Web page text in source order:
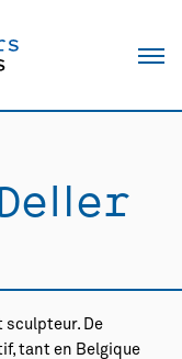
sculpteur. De
tant en Belgique